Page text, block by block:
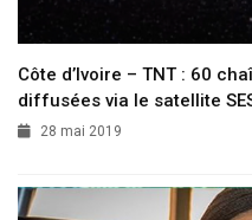
Côte d’Ivoire – TNT : 60
diffusées via le satellite
28 mai 2019